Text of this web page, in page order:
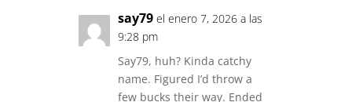
say79 el enero 7, 2026 a las
9:28 pm
Say79, huh? Kinda catchy
name. Figured I’d throw a
few bucks their way. Ended